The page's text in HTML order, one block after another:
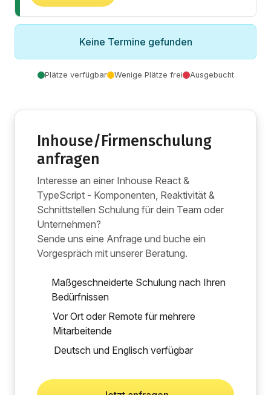
Keine Termine gefunden
Plätze verfügbar Wenige Plätze frei Ausgebucht
Inhouse/Firmenschulung
anfragen
Interesse an einer Inhouse React &
TypeScript - Komponenten, Reaktivität &
Schnittstellen Schulung für dein Team oder
Unternehmen?
Sende uns eine Anfrage und buche ein
Vorgespräch mit unserer Beratung.
Maßgeschneiderte Schulung nach Ihren
Bedürfnissen
Vor Ort oder Remote für mehrere
Mitarbeitende
Deutsch und Englisch verfügbar